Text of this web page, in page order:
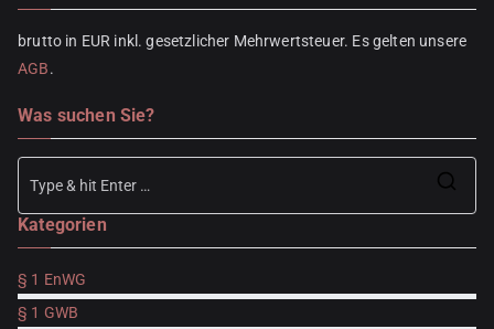
brutto in EUR inkl. gesetzlicher Mehrwertsteuer. Es gelten unsere
AGB.
Was suchen Sie?
Kategorien
§ 1 EnWG
§ 1 GWB